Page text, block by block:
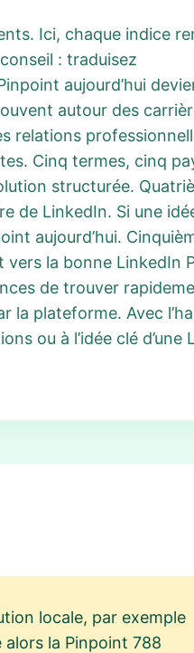
Ici, chaque indice
: traduisez
aujourd’hui
autour des
relations
Cinq termes, cinq
structurée.
de LinkedIn. Si une
aujourd’hui.
vers la bonne LinkedIn
de trouver
la plateforme. Avec
ou à l’idée clé d’une
locale, par exemple
alors la Pinpoint 788